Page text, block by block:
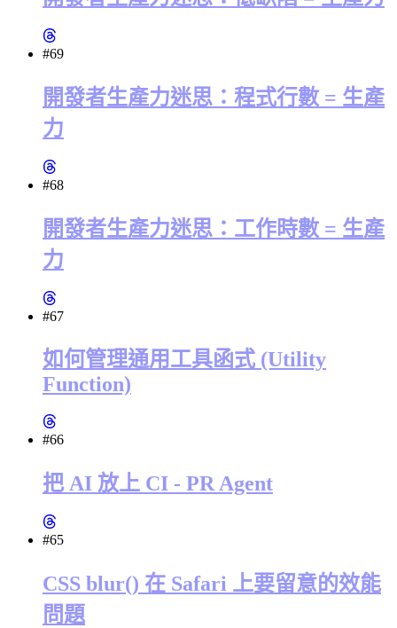
#69
開發者生產力迷思：程式行數 = 生產
力
#68
開發者生產力迷思：工作時數 = 生產
力
#67
如何管理通用工具函式 (Utility
Function)
#66
把 AI 放上 CI - PR Agent
#65
CSS blur() 在 Safari 上要留意的效能
問題